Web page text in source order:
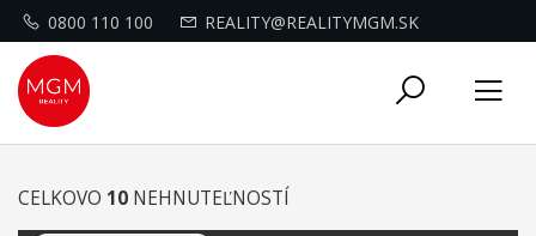
0800 110 100 REALITY@REALITYMGM.SK
Toggle
CELKOVO 10 NEHNUTEĽNOSTÍ